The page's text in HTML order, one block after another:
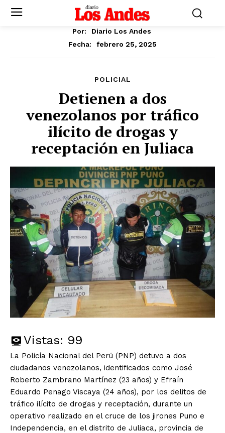
Por:
Diario Los Andes
Fecha:
febrero 25, 2025
POLICIAL
Detienen a dos
venezolanos por tráfico
ilícito de drogas y
receptación en Juliaca
Vistas: 99
La Policía Nacional del Perú (PNP) detuvo a dos
ciudadanos venezolanos, identificados como José
Roberto Zambrano Martínez (23 años) y Efraín
Eduardo Penago Viscaya (24 años), por los delitos de
tráfico ilícito de drogas y receptación, durante un
operativo realizado en el cruce de los jirones Puno e
Independencia, en el distrito de Juliaca, provincia de